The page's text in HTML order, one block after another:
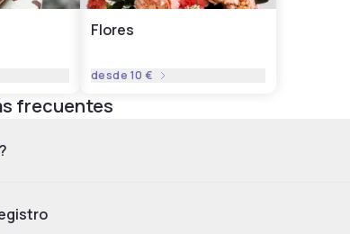
Flores
desde 10 €
frecuentes